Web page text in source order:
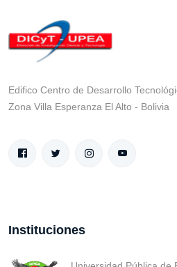
Edifico Centro de Desarrollo
Zona Villa Esperanza El Alto - Bolivia
Instituciones